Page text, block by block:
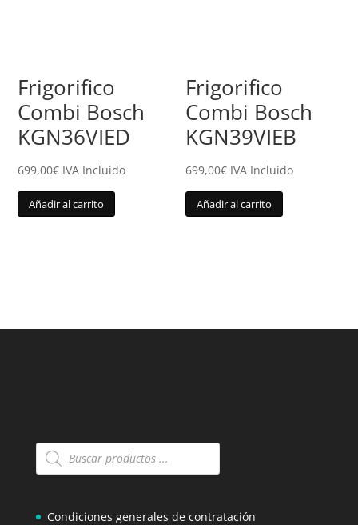
Frigorifico
Combi Bosch
KGN36VIED
699,00€ IVA Incluido
Añadir al carrito
Frigorifico
Combi Bosch
KGN39VIEB
699,00€ IVA Incluido
Añadir al carrito
Búsqueda
Condiciones generales de contratación